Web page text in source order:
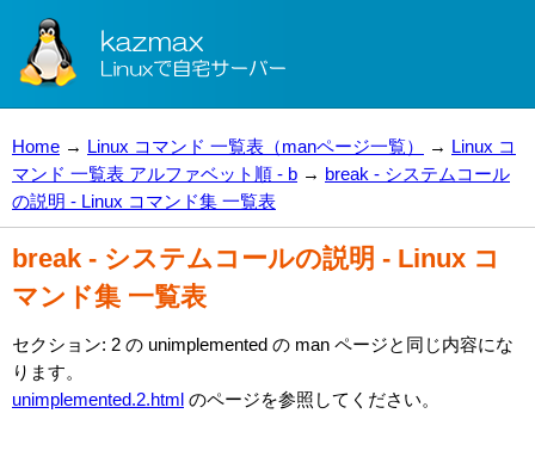
Home → Linux コマンド 一覧表（manページ一覧） → Linux コ
マンド 一覧表 アルファベット順 - b → break - システムコール
の説明 - Linux コマンド集 一覧表
break - システムコールの説明 - Linux コ
マンド集 一覧表
セクション: 2 の unimplemented の man ページと同じ内容にな
ります。
unimplemented.2.html のページを参照してください。